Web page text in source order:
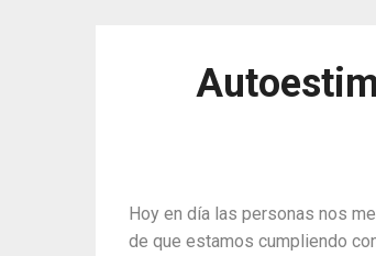
Hoy en día las personas nos
de que estamos cumpliendo